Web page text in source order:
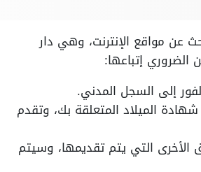
مواقع الإنترنت، وهي دار
إتباعها:
إلى السجل المدني.
الميلاد المتعلقة بك، وتقدم
التي يتم تقديمها، وسيتم